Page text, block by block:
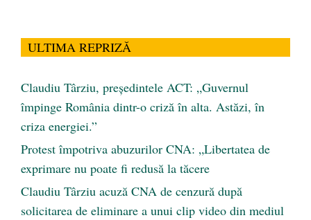
ULTIMA REPRIZĂ
Claudiu Târziu, președintele ACT: „Guvernul
împinge România dintr-o criză în alta. Astăzi, în
criza energiei.”
Protest împotriva abuzurilor CNA: „Libertatea de
exprimare nu poate fi redusă la tăcere
Claudiu Târziu acuză CNA de cenzură după
solicitarea de eliminare a unui clip video din mediul